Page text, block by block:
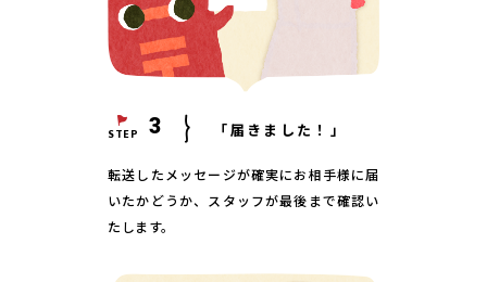
STEP 3 「届きました！」
転送したメッセージが確実にお相手様に届
いたかどうか、スタッフが最後まで確認い
たします。